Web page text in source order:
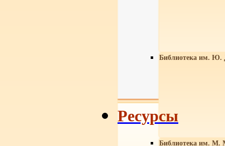
Библиотека им. Ю.
Библиотека им. М.
Ресурсы